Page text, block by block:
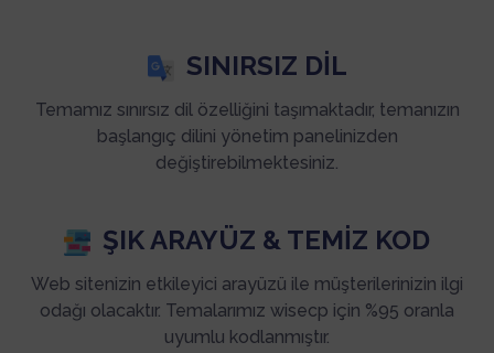
SINIRSIZ DIL
Temamız sınırsız dil özelliğini taşımaktadır, temanızın
başlangıç dilini yönetim panelinizden
değiştirebilmektesiniz.
ŞIK ARAYÜZ & TEMIZ KOD
Web sitenizin etkileyici arayüzü ile müşterilerinizin ilgi
odağı olacaktır. Temalarımız wisecp için %95 oranla
uyumlu kodlanmıştır.